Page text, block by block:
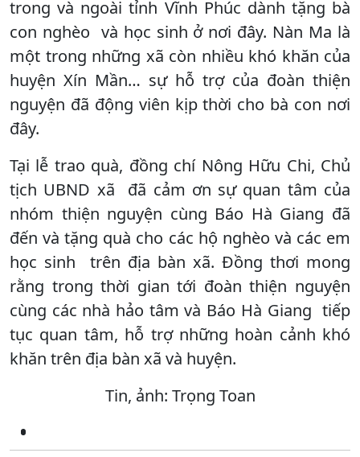
trong và ngoài tỉnh Vĩnh Phúc dành tặng bà
con nghèo và học sinh ở nơi đây. Nàn Ma là
một trong những xã còn nhiều khó khăn của
huyện Xín Mần… sự hỗ trợ của đoàn thiện
nguyện đã động viên kịp thời cho bà con nơi
đây.
Tại lễ trao quà, đồng chí Nông Hữu Chi, Chủ
tịch UBND xã đã cảm ơn sự quan tâm của
nhóm thiện nguyện cùng Báo Hà Giang đã
đến và tặng quà cho các hộ nghèo và các em
học sinh trên địa bàn xã. Đồng thơi mong
rằng trong thời gian tới đoàn thiện nguyện
cùng các nhà hảo tâm và Báo Hà Giang tiếp
tục quan tâm, hỗ trợ những hoàn cảnh khó
khăn trên địa bàn xã và huyện.
Tin, ảnh: Trọng Toan